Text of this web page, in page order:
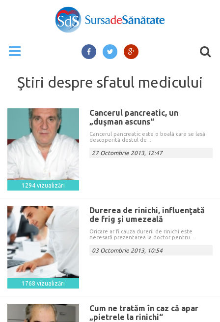
Ştiri despre sfatul medicului
1294 vizualizări
Cancerul pancreatic, un
„duşman ascuns“
Cancerul pancreatic este o boală care se lasă
descoperită destul de ...
27 Octombrie 2013, 12:47
1768 vizualizări
Durerea de rinichi, influenţată
de frig şi umezeală
Oricare ar fi cauza durerii de rinichi este
necesară prezentarea la doctor pentru ...
03 Octombrie 2013, 10:54
Cum ne tratăm în caz că apar
„pietrele la rinichi“